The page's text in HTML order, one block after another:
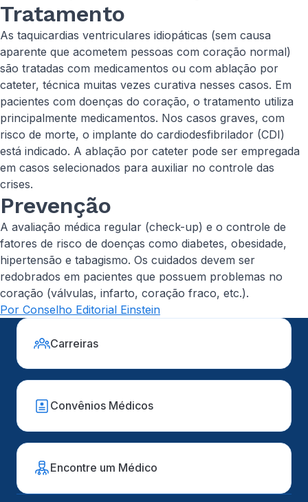
Tratamento
As taquicardias ventriculares idiopáticas (sem causa
aparente que acometem pessoas com coração normal)
são tratadas com medicamentos ou com ablação por
cateter, técnica muitas vezes curativa nesses casos. Em
pacientes com doenças do coração, o tratamento utiliza
principalmente medicamentos. Nos casos graves, com
risco de morte, o implante do cardiodesfibrilador (CDI)
está indicado. A ablação por cateter pode ser empregada
em casos selecionados para auxiliar no controle das
crises.
Prevenção
A avaliação médica regular (check-up) e o controle de
fatores de risco de doenças como diabetes, obesidade,
hipertensão e tabagismo. Os cuidados devem ser
redobrados em pacientes que possuem problemas no
coração (válvulas, infarto, coração fraco, etc.).
Por Conselho Editorial Einstein
Carreiras
Convênios Médicos
Encontre um Médico